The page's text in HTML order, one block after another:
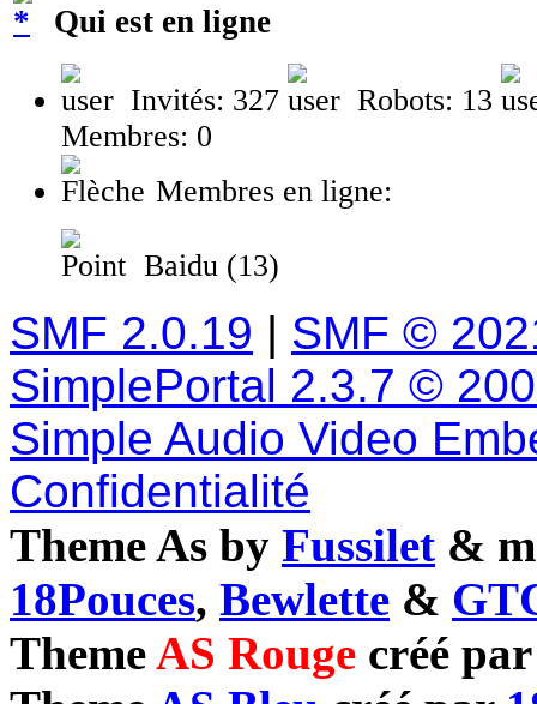
Qui est en ligne
Invités: 327
Robots: 13
Membres: 0
Membres en ligne:
Baidu (13)
SMF 2.0.19 | SMF ©
SimplePortal 2.3.7 ©
Simple Audio Video
Confidentialité
Theme As by Fussilet &
18Pouces, Bewlette &
ThemeAS Rouge créé